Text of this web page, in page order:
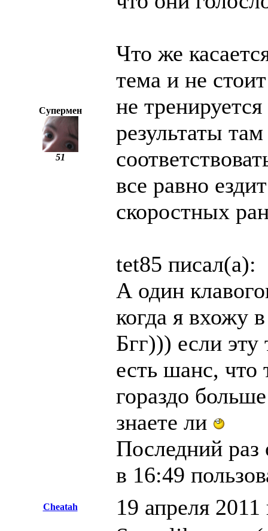
Супермен
51
Что же
тема и не
не
результаты
все равно
скоростных
tet85 писал(а):
А один
когда я вхожу
Бгг))) если эту
есть шанс, что
гораздо
знаете ли
Последний раз
в 16:49
Cheatah 19 апреля